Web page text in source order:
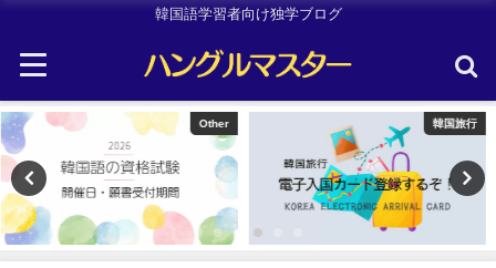
韓国語学習者向け独学ブログ
韓国旅行 Uncategorized